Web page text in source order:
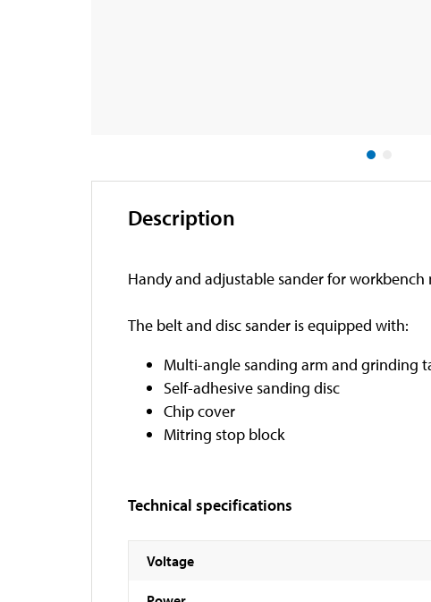
Description
Handy and adjustable sander for
The belt and disc sander is equipped with:
Multi-angle sanding arm and grinding
Self-adhesive sanding disc
Chip cover
Mitring stop block
Technical specifications
Voltage